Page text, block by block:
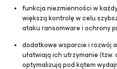
funkcja niezmienności w
większą kontrolę w celu
ataku ransomware i ochrony
dodatkowe wsparcie i rozwój
ułatwiają ich utrzymanie
optymalizują pod kątem